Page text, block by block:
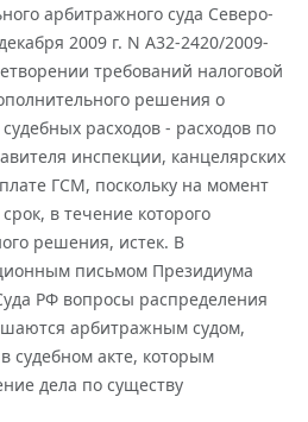
арбитражного суда Северо-
2009 г. N А32-2420/2009-
требований налоговой
решения о
расходов - расходов по
инспекции, канцелярских
ГСМ, поскольку на момент
в течение которого
решения, истек. В
письмом Президиума
РФ вопросы распределения
арбитражным судом,
судебном акте, которым
дела по существу